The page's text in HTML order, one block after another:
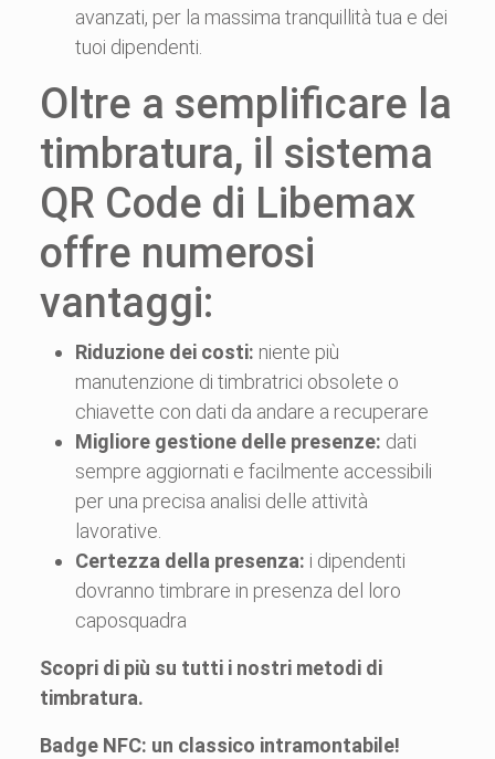
avanzati, per la massima tranquillità tua e dei
tuoi dipendenti.
Oltre a semplificare la
timbratura, il sistema
QR Code di Libemax
offre numerosi
vantaggi:
Riduzione dei costi: niente più
manutenzione di timbratrici obsolete o
chiavette con dati da andare a recuperare
Migliore gestione delle presenze: dati
sempre aggiornati e facilmente accessibili
per una precisa analisi delle attività
lavorative.
Certezza della presenza: i dipendenti
dovranno timbrare in presenza del loro
caposquadra
Scopri di più su tutti i nostri metodi di
timbratura.
Badge NFC: un classico intramontabile!